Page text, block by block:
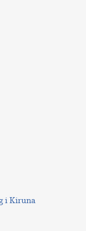
i Kiruna